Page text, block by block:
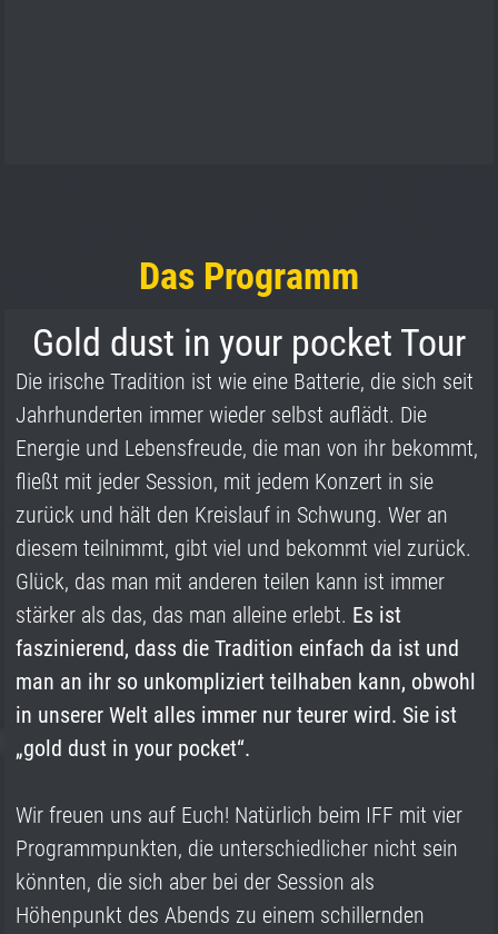
Das Programm
Gold dust in your pocket Tour
Die irische Tradition ist wie eine Batterie, die sich seit
Jahrhunderten immer wieder selbst auflädt. Die
Energie und Lebensfreude, die man von ihr bekommt,
fließt mit jeder Session, mit jedem Konzert in sie
zurück und hält den Kreislauf in Schwung. Wer an
diesem teilnimmt, gibt viel und bekommt viel zurück.
Glück, das man mit anderen teilen kann ist immer
stärker als das, das man alleine erlebt. Es ist
faszinierend, dass die Tradition einfach da ist und
man an ihr so unkompliziert teilhaben kann, obwohl
in unserer Welt alles immer nur teurer wird. Sie ist
„gold dust in your pocket“.
Wir freuen uns auf Euch! Natürlich beim IFF mit vier
Programmpunkten, die unterschiedlicher nicht sein
könnten, die sich aber bei der Session als
Höhenpunkt des Abends zu einem schillernden